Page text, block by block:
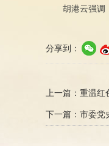
胡港云强调
分享到：
上一篇： 重温红
下一篇： 市委党